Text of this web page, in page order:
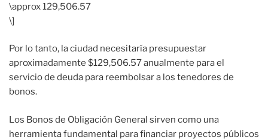
\approx 129,506.57
\]
Por lo tanto, la ciudad necesitaría presupuestar
aproximadamente $129,506.57 anualmente para el
servicio de deuda para reembolsar a los tenedores de
bonos.
Los Bonos de Obligación General sirven como una
herramienta fundamental para financiar proyectos públicos